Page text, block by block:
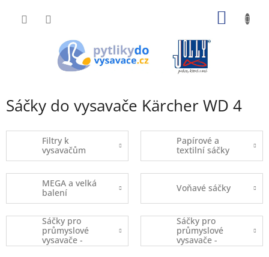
Sáčky do vysavače Kärcher WD 4
Filtry k
vysavačům
Papírové a
textilní sáčky
MEGA a velká
balení
Voňavé sáčky
Sáčky pro
průmyslové
vysavače -
kusový prodej
Sáčky pro
průmyslové
vysavače -
balené